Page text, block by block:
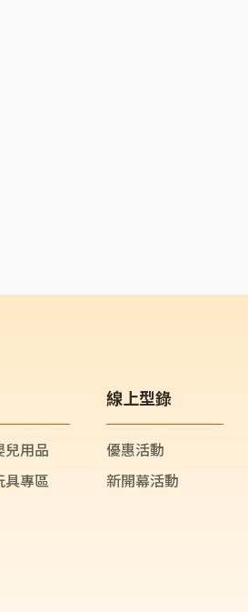
兒用品
具專區
線上型錄
優惠活動
新開幕活動